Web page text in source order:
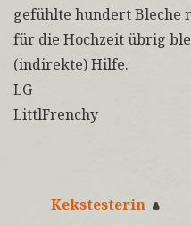
gefühlte hundert Bleche
für die Hochzeit übrig
(indirekte) Hilfe.
LG
LittlFrenchy
Kekstesterin sagt: